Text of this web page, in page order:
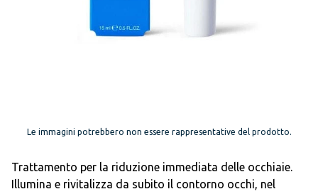
Le immagini potrebbero non essere rappresentative del prodotto.
Trattamento per la riduzione immediata delle occhiaie.
Illumina e rivitalizza da subito il contorno occhi, nel